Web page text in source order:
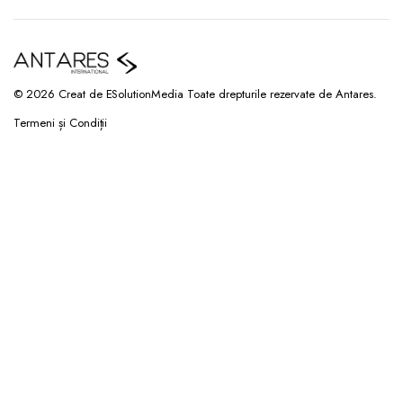
© 2026 Creat de ESolutionMedia Toate drepturile rezervate de Antares.
Termeni și Condiții